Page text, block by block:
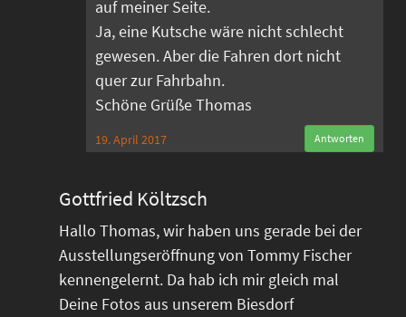
auf meiner Seite.
Ja, eine Kutsche wäre nicht schlecht
gewesen. Aber die Fahren dort nicht
quer zur Fahrbahn.
Schöne Grüße Thomas
19. April 2017 Antworten
Gottfried Költzsch
Hallo Thomas, wir haben uns gerade bei der
Ausstellungseröffnung von Tommy Fischer
kennengelernt. Da hab ich mir gleich mal
Deine Fotos aus unserem Biesdorf